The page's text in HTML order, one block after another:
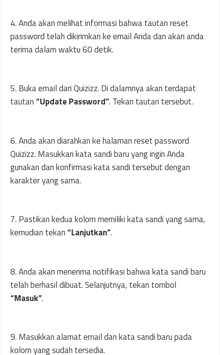
4. Anda akan melihat informasi bahwa tautan reset
password telah dikirimkan ke email Anda dan akan anda
terima dalam waktu 60 detik.
5. Buka email dari Quizizz. Di dalamnya akan terdapat
tautan“Update Password”. Tekan tautan tersebut.
6. Anda akan diarahkan ke halaman reset password
Quizizz. Masukkan kata sandi baru yang ingin Anda
gunakan dan konfirmasi kata sandi tersebut dengan
karakter yang sama.
7. Pastikan kedua kolom memiliki kata sandi yang sama,
kemudian tekan“Lanjutkan”.
8. Anda akan menerima notifikasi bahwa kata sandi baru
telah berhasil dibuat. Selanjutnya, tekan tombol
“Masuk”.
9. Masukkan alamat email dan kata sandi baru pada
kolom yang sudah tersedia.